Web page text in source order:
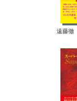
遠藤徹